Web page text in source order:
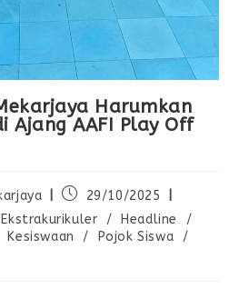
Harumkan
Ajang AAFI Play Off
29/10/2025
Ekstrakurikuler / Headline
/
Kesiswaan / Pojok Siswa
/